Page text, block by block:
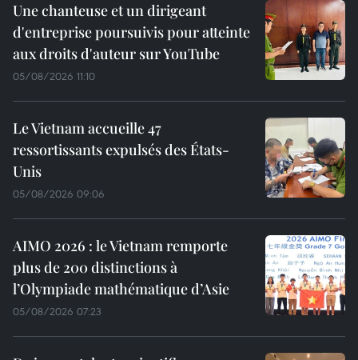
Une chanteuse et un dirigeant
d'entreprise poursuivis pour atteinte
aux droits d'auteur sur YouTube
05/08/2026 11:10
Le Vietnam accueille 47
ressortissants expulsés des États-
Unis
05/08/2026 09:06
AIMO 2026 : le Vietnam remporte
plus de 200 distinctions à
l’Olympiade mathématique d’Asie
05/08/2026 07:23